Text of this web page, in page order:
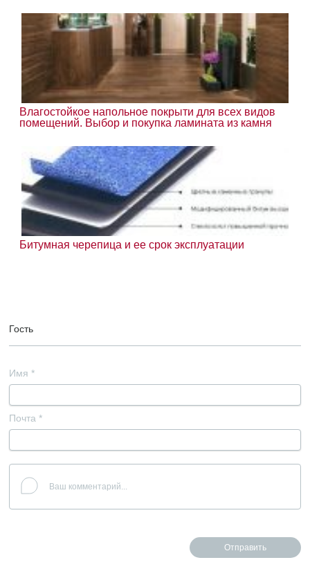
Влагостойкое напольное покрыти для всех видов
помещений. Выбор и покупка ламината из камня
Битумная черепица и ее срок эксплуатации
Гость
Имя *
Почта *